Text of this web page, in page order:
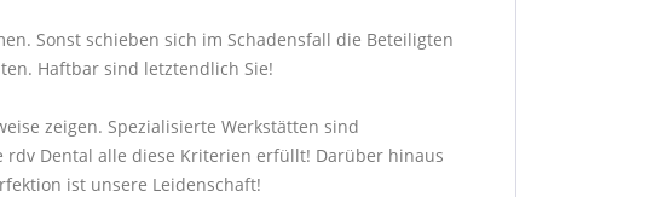
Sonst schieben sich im Schadensfall die Beteiligten
Haftbar sind letztendlich Sie!
zeigen. Spezialisierte Werkstätten sind
rdv Dental alle diese Kriterien erfüllt! Darüber hinaus
ist unsere Leidenschaft!